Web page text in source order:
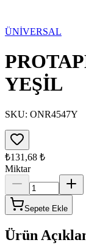
ÜNİVERSAL
YEŞİL
SKU: ONR4547Y
₺131,68 ₺
Miktar
Sepete Ekle
Ürün